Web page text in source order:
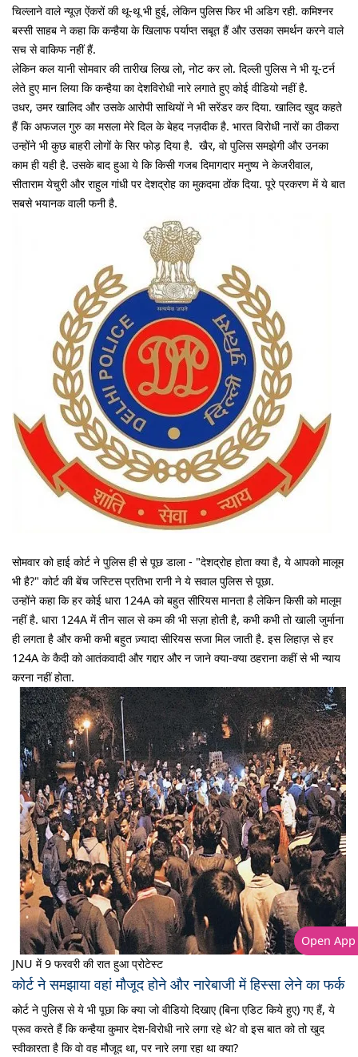
चिल्लाने वाले न्यूज़ ऐंकरों की थू-थू भी हुई, लेकिन पुलिस फिर भी अडिग रही. कमिश्नर
बस्सी साहब ने कहा कि कन्हैया के खिलाफ पर्याप्त सबूत हैं और उसका समर्थन करने वाले
सच से वाकिफ नहीं हैं.
लेकिन कल यानी सोमवार की तारीख लिख लो, नोट कर लो. दिल्ली पुलिस ने भी यू-टर्न
लेते हुए मान लिया कि कन्हैया का देशविरोधी नारे लगाते हुए कोई वीडियो नहीं है.
उधर, उमर खालिद और उसके आरोपी साथियों ने भी सरेंडर कर दिया. खालिद खुद कहते
हैं कि अफजल गुरु का मसला मेरे दिल के बेहद नज़दीक है. भारत विरोधी नारों का ठीकरा
उन्होंने भी कुछ बाहरी लोगों के सिर फोड़ दिया है. खैर, वो पुलिस समझेगी और उनका
काम ही यही है. उसके बाद हुआ ये कि किसी गजब दिमागदार मनुष्य ने केजरीवाल,
सीताराम येचुरी और राहुल गांधी पर देशद्रोह का मुकदमा ठोंक दिया. पूरे प्रकरण में ये बात
सबसे भयानक वाली फनी है.
सोमवार को हाई कोर्ट ने पुलिस ही से पूछ डाला - "देशद्रोह होता क्या है, ये आपको मालूम
भी है?" कोर्ट की बेंच जस्टिस प्रतिभा रानी ने ये सवाल पुलिस से पूछा.
उन्होंने कहा कि हर कोई धारा 124A को बहुत सीरियस मानता है लेकिन किसी को मालूम
नहीं है. धारा 124A में तीन साल से कम की भी सज़ा होती है, कभी कभी तो खाली जुर्माना
ही लगता है और कभी कभी बहुत ज़्यादा सीरियस सजा मिल जाती है. इस लिहाज़ से हर
124A के कैदी को आतंकवादी और गद्दार और न जाने क्या-क्या ठहराना कहीं से भी न्याय
करना नहीं होता.
JNU में 9 फरवरी की रात हुआ प्रोटेस्ट
कोर्ट ने समझाया वहां मौजूद होने और नारेबाजी में हिस्सा लेने का फर्क
कोर्ट ने पुलिस से ये भी पूछा कि क्या जो वीडियो दिखाए (बिना एडिट किये हुए) गए हैं, ये
प्रूव करते हैं कि कन्हैया कुमार देश-विरोधी नारे लगा रहे थे? वो इस बात को तो खुद
स्वीकारता है कि वो वह मौजूद था, पर नारे लगा रहा था क्या?
Open App